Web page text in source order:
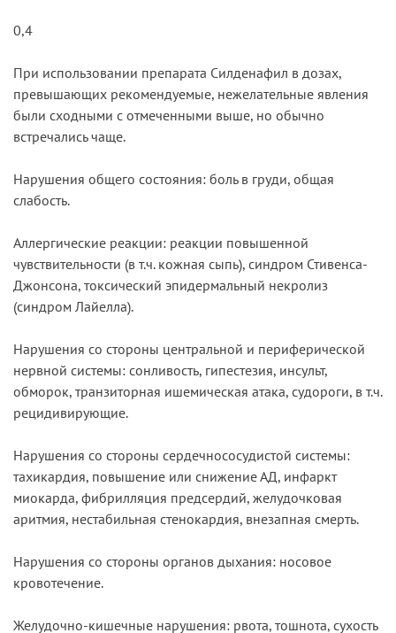
0,4
При использовании препарата Силденафил в дозах,
превышающих рекомендуемые, нежелательные явления
были сходными с отмеченными выше, но обычно
встречались чаще.
Нарушения общего состояния: боль в груди, общая
слабость.
Аллергические реакции: реакции повышенной
чувствительности (в т.ч. кожная сыпь), синдром Стивенса-
Джонсона, токсический эпидермальный некролиз
(синдром Лайелла).
Нарушения со стороны центральной и периферической
нервной системы: сонливость, гипестезия, инсульт,
обморок, транзиторная ишемическая атака, судороги, в т.ч.
рецидивирующие.
Нарушения со стороны сердечно­сосудистой системы:
тахикардия, повышение или снижение АД, инфаркт
миокарда, фибрилляция предсердий, желудочковая
аритмия, нестабильная стенокардия, внезапная смерть.
Нарушения со стороны органов дыхания: носовое
кровотечение.
Желудочно-кишечные нарушения: рвота, тошнота, сухость